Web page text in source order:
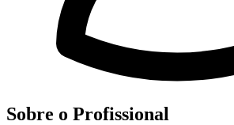
Sobre o Profissional